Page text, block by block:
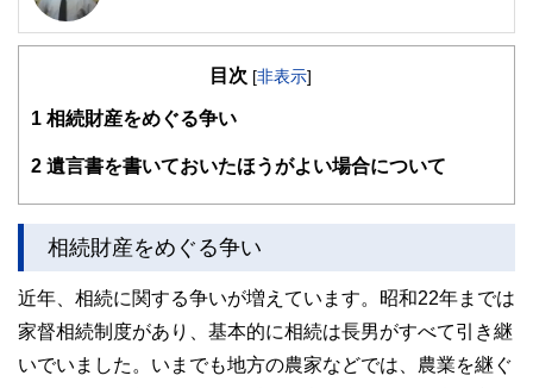
不動産・相続に強みがあります。会計事務所勤務が長く実務
るよう日々努力しております。また離島支援活動も積極的に
目次 [非表示]
1 相続財産をめぐる争い
2 遺言書を書いておいたほうがよい場合について
相続財産をめぐる争い
近年、相続に関する争いが増えています。昭和22年までは
家督相続制度があり、基本的に相続は長男がすべて引き継
いでいました。いまでも地方の農家などでは、農業を継ぐ